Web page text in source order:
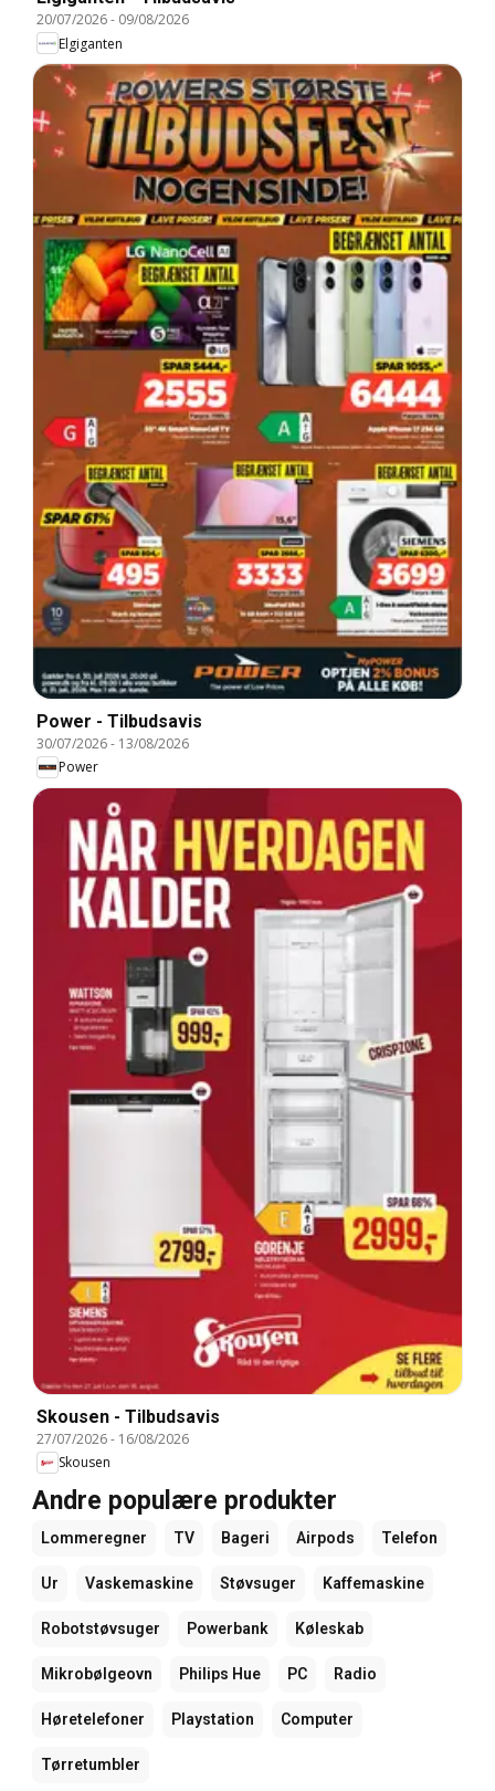
20/07/2026- 09/08/2026
Elgiganten
Power - Tilbudsavis
30/07/2026- 13/08/2026
Power
Skousen - Tilbudsavis
27/07/2026- 16/08/2026
Skousen
Andre populære produkter
Lommeregner TV Bageri Airpods Telefon
Ur Vaskemaskine Støvsuger Kaffemaskine
Robotstøvsuger Powerbank Køleskab
Mikrobølgeovn Philips Hue PC Radio
Høretelefoner Playstation Computer
Tørretumbler